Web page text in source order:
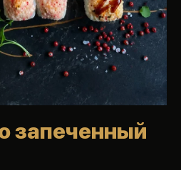
запеченный